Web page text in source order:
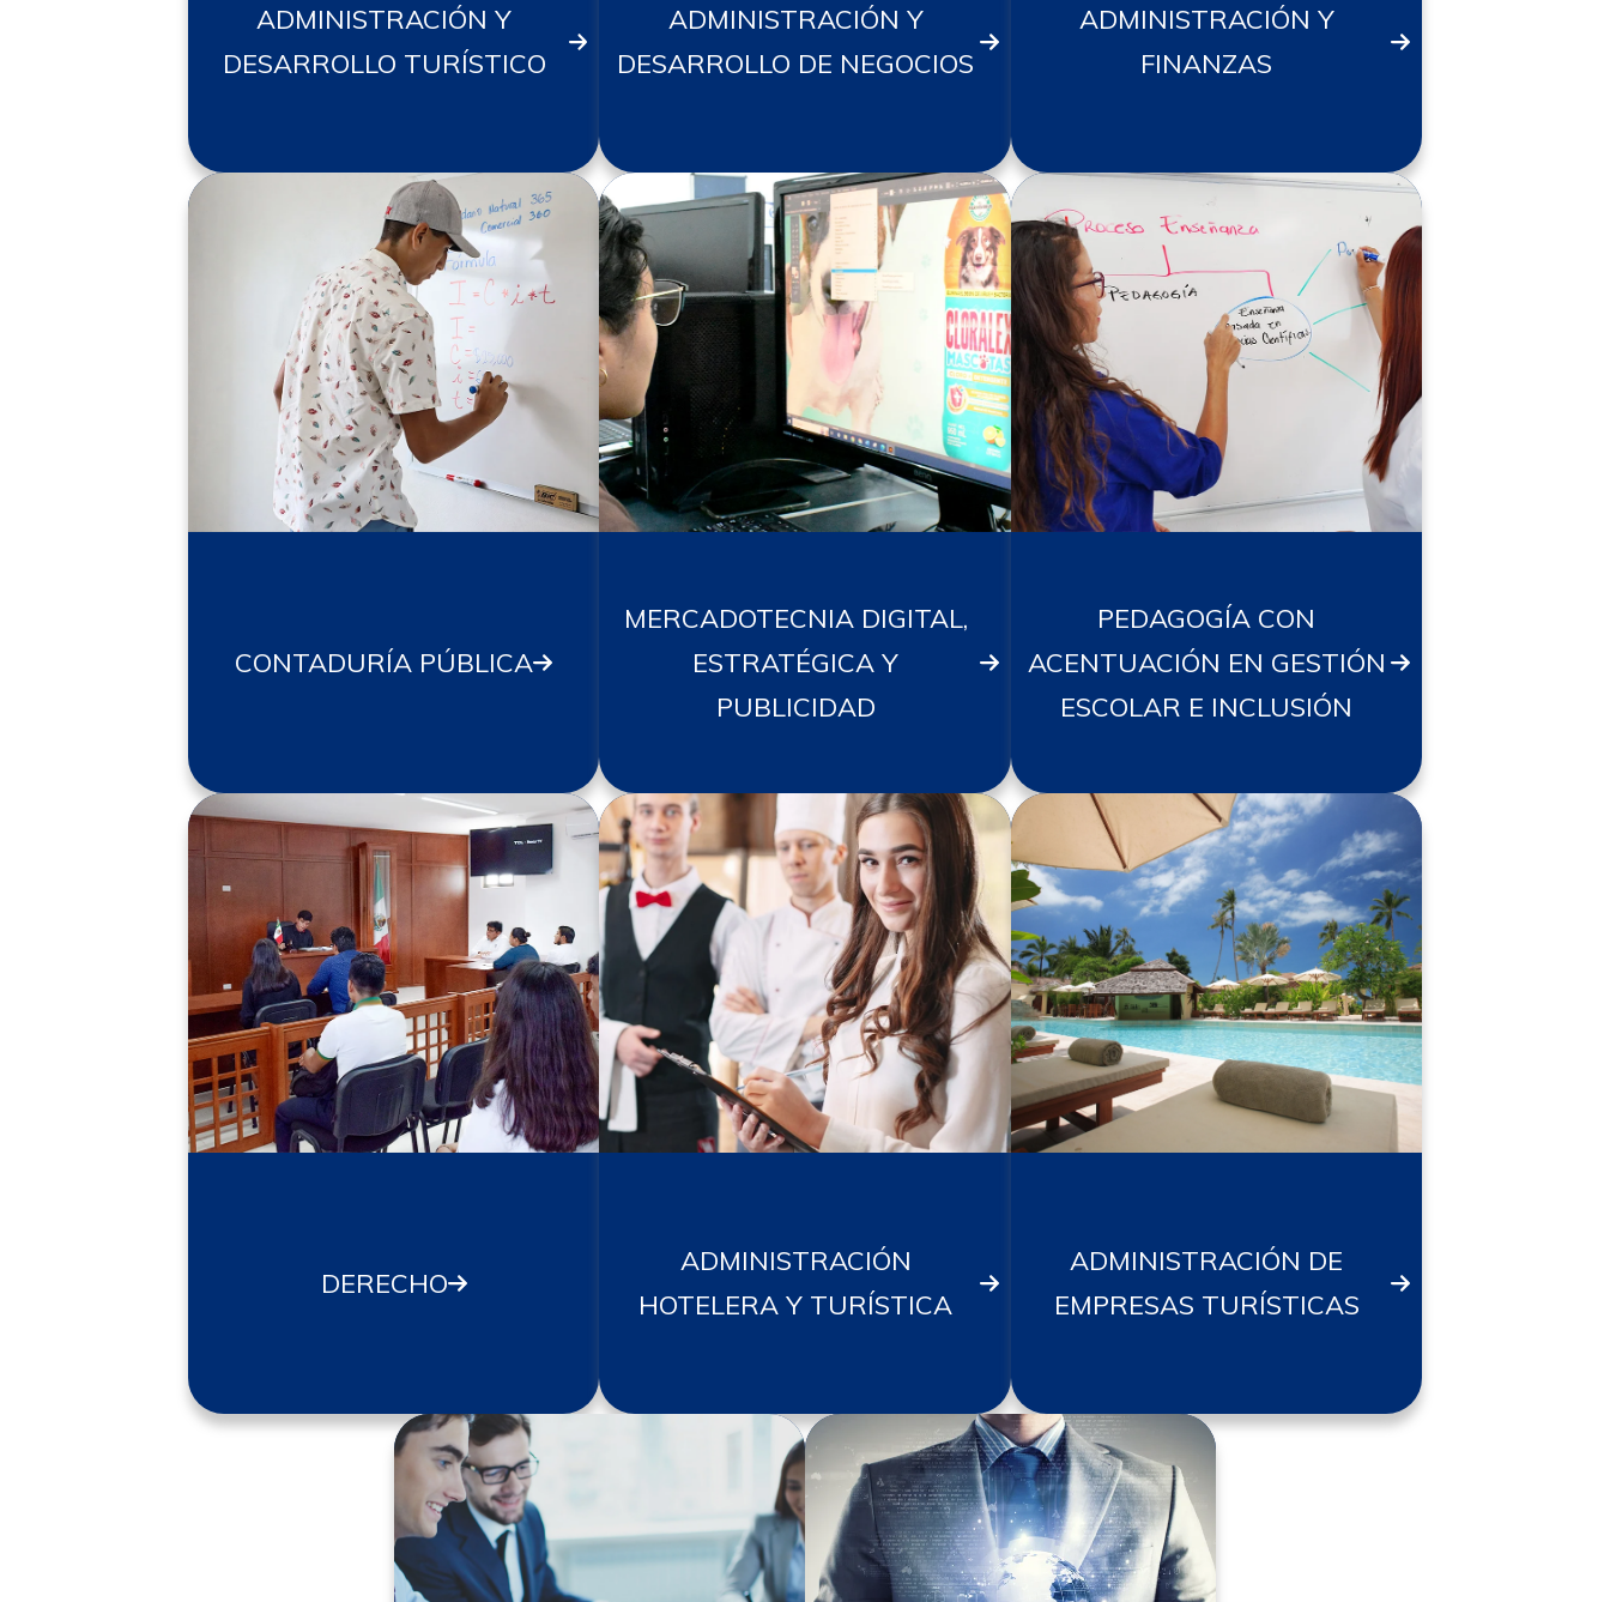
ADMINISTRACIÓN Y
DESARROLLO TURÍSTICO
ADMINISTRACIÓN Y
DESARROLLO DE NEGOCIOS
ADMINISTRACIÓN Y
FINANZAS
CONTADURÍA PÚBLICA
MERCADOTECNIA DIGITAL,
ESTRATÉGICA Y
PUBLICIDAD
PEDAGOGÍA CON
ACENTUACIÓN EN GESTIÓN
ESCOLAR E INCLUSIÓN
DERECHO
ADMINISTRACIÓN
HOTELERA Y TURÍSTICA
ADMINISTRACIÓN DE
EMPRESAS TURÍSTICAS